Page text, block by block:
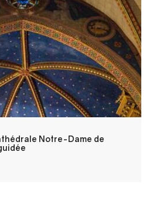
of Notre-Dame de
in Entrevaux, combining
decor.
Notre-Dame de